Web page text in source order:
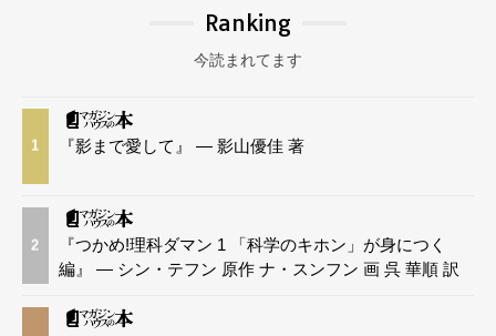
Ranking
今読まれてます
1 『影まで愛して』 — 影山優佳 著
2
『つかめ!理科ダマン 1 「科学のキホン」が身につく
編』 — シン・テフン 原作 ナ・スンフン 画 呉 華順 訳